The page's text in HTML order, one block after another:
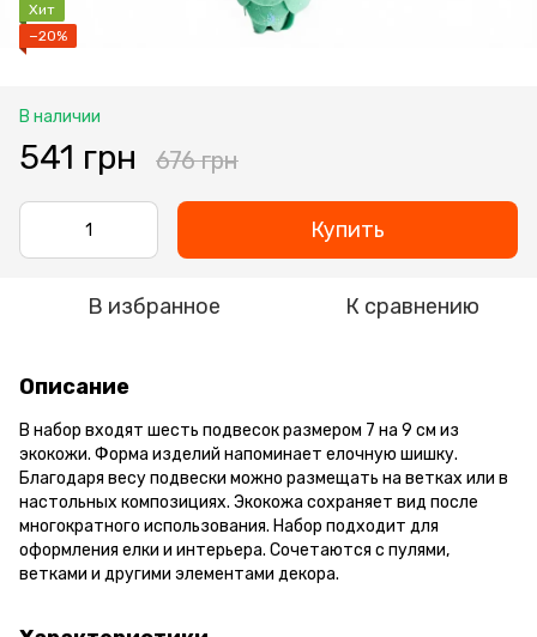
Хит
−20%
В наличии
541 грн 676 грн
Купить
В избранное К сравнению
Описание
В набор входят шесть подвесок размером 7 на 9 см из
экокожи. Форма изделий напоминает елочную шишку.
Благодаря весу подвески можно размещать на ветках или в
настольных композициях. Экокожа сохраняет вид после
многократного использования. Набор подходит для
оформления елки и интерьера. Сочетаются с пулями,
ветками и другими элементами декора.